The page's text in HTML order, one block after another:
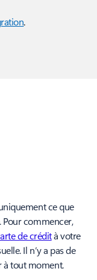
.
ce que
Pour commencer,
de crédità votre
Il n’y a pas de
à tout moment.